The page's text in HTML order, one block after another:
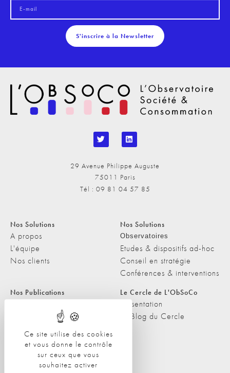
Ce site utilise des cookies
et vous donne le contrôle
sur ceux que vous
souhaitez activer
S'inscrire à la Newsletter
29 Avenue Philippe Auguste
75011 Paris
Tél : 09 81 04 57 85
Nos Solutions
A propos
L'équipe
Nos clients
Nos Solutions
Observatoires
Etudes & dispositifs ad-hoc
Conseil en stratégie
Conférences & interventions
Nos Publications
Les Podcasts de L'ObSoCo
L'ObSoCo dans les médias
Le Cercle de L'ObSoCo
Présentation
Le Blog du Cercle
Contacts
Nous contacter